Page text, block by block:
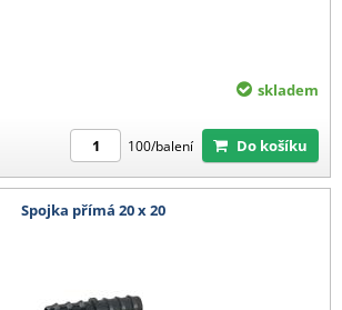
skladem
100/balení Do košíku
Spojka přímá 20 x 20